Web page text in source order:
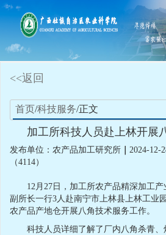
<<返回
首页/科技服务/正文
加工所科技人员赴上林开展
发布单位：农产品加工研究所 2024-12-
（4114）
12 月 27 日，加工所农产品精深加工
副所长一行3 人赴南宁市上林县上林工业
农产品产地仓开展八角技术服务工作。
科技人员详细了解了厂内八角杀青